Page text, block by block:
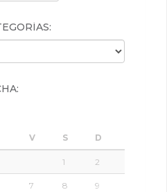
V S D
1 2
7 8 9